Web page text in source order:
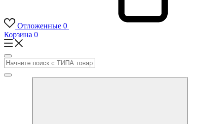
Отложенные 0
Корзина 0